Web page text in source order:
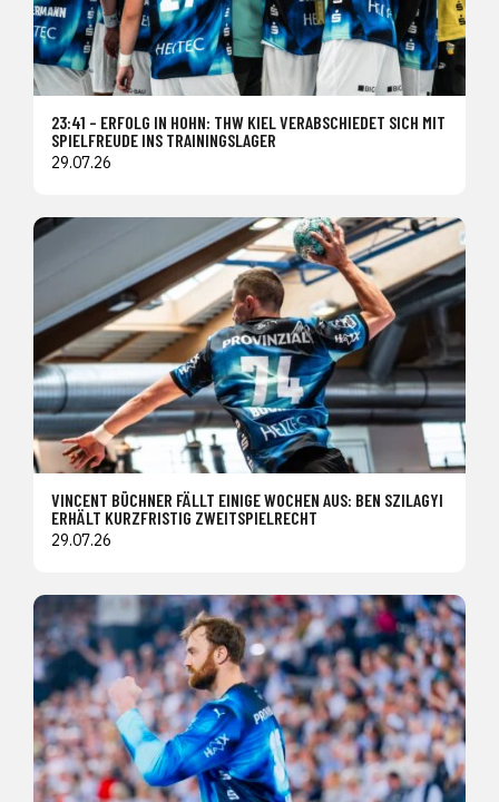
23:41 – ERFOLG IN HOHN: THW KIEL VERABSCHIEDET SICH MIT
SPIELFREUDE INS TRAININGSLAGER
29.07.26
VINCENT BÜCHNER FÄLLT EINIGE WOCHEN AUS: BEN SZILAGYI
ERHÄLT KURZFRISTIG ZWEITSPIELRECHT
29.07.26